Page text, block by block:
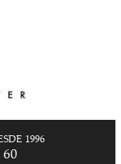
1996